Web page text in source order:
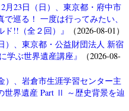
月23日（日）、東京都・府中市
巡る！ 一度は行ってみたい、
!!（全２回）』
（2026-08-01）
）、東京都・公益財団法人 新宿
学ぶ世界遺産講座』
（2026-08-
）、岩倉市生涯学習センター主
世界遺産 Part Ⅱ ～歴史背景を辿